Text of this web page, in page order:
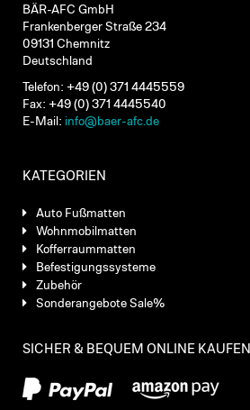
BÄR-AFC GmbH
Frankenberger Straße 234
09131 Chemnitz
Deutschland
Telefon: +49 (0) 371 4445559
Fax: +49 (0) 371 4445540
E-Mail: info@baer-afc.de
KATEGORIEN
Auto Fußmatten
Wohnmobilmatten
Kofferraummatten
Befestigungssysteme
Zubehör
Sonderangebote Sale%
SICHER & BEQUEM ONLINE KAUFEN